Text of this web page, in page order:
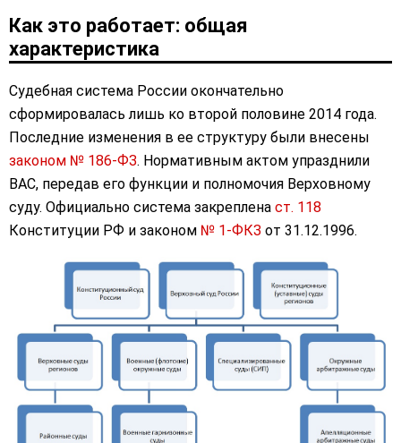
Как это работает: общая
характеристика
Судебная система России окончательно
сформировалась лишь ко второй половине 2014 года.
Последние изменения в ее структуру были внесены
законом № 186-ФЗ. Нормативным актом упразднили
ВАС, передав его функции и полномочия Верховному
суду. Официально система закреплена ст. 118
Конституции РФ и законом № 1-ФКЗ от 31.12.1996.